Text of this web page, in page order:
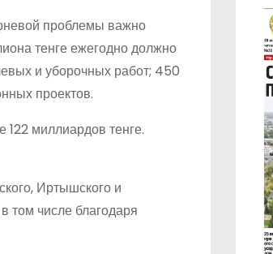
проблемы важно
тенге ежегодно должно
и уборочных работ; 450
проектов.
миллиардов тенге.
Иртышского и
том числе благодаря